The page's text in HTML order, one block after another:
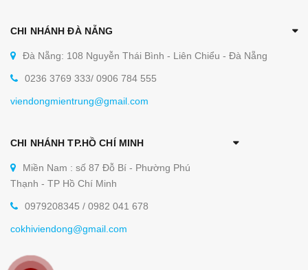
CHI NHÁNH ĐÀ NẴNG
Đà Nẵng: 108 Nguyễn Thái Bình - Liên Chiểu - Đà Nẵng
0236 3769 333/ 0906 784 555
viendongmientrung@gmail.com
CHI NHÁNH TP.HỒ CHÍ MINH
Miền Nam : số 87 Đỗ Bí - Phường Phú
Thạnh - TP Hồ Chí Minh
0979208345 / 0982 041 678
cokhiviendong@gmail.com